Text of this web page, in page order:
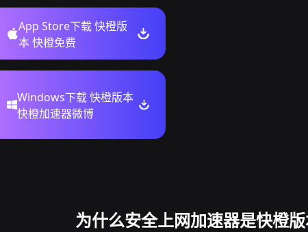
App Store下载 快橙版
本 快橙免费
Windows下载 快橙版本
快橙加速器微博
为什么安全上网加速器是快橙